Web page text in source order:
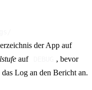
der App auf
auf
, bevor
Log an den Bericht an.